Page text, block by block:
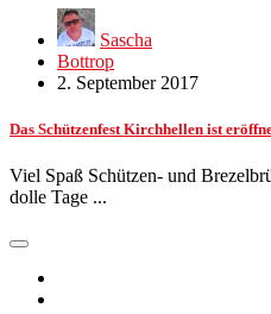
Sascha
Bottrop
2. September 2017
Das Schützenfest Kirchhellen ist
Viel Spaß Schützen- und
dolle Tage ...